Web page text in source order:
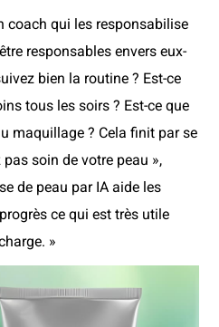
coach qui les responsabilise
responsables envers eux-
bien la routine ? Est-ce
tous les soirs ? Est-ce que
maquillage ? Cela finit par se
soin de votre peau »,
de peau par IA aide les
ce qui est très utile
»